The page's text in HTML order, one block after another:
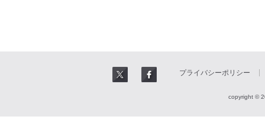
プライバシーポリシー
copyright ©